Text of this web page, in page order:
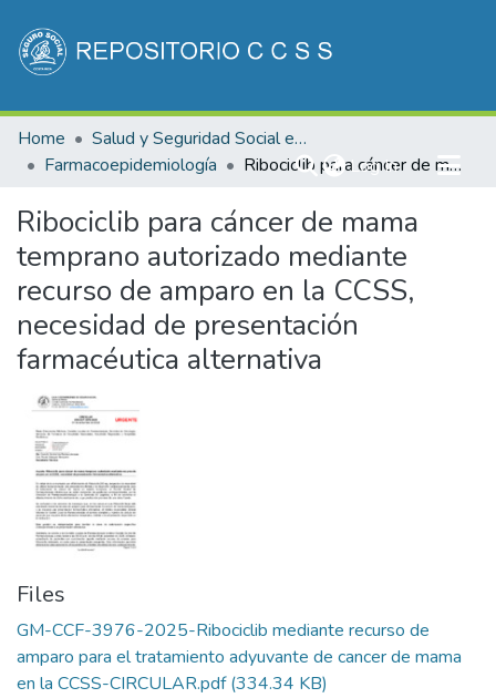
Log In(current)
Communities & Collections
All of DSpace
Home
Salud y Seguridad Social en Costa Rica
Farmacoepidemiología
Ribociclib para cáncer de mama temprano autorizado mediante recurso de amparo en la CCSS, necesidad de presentación farmacéutica alternativa
Ribociclib para cáncer de mama
temprano autorizado mediante
recurso de amparo en la CCSS,
necesidad de presentación
farmacéutica alternativa
Files
GM-CCF-3976-2025-Ribociclib mediante recurso de
amparo para el tratamiento adyuvante de cancer de mama
en la CCSS-CIRCULAR.pdf(334.34 KB)